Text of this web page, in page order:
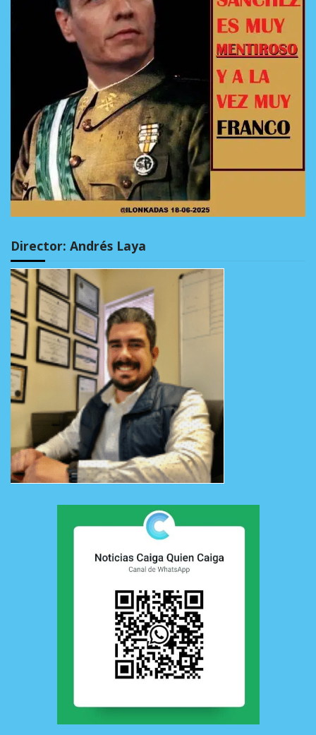
Director: Andrés Laya